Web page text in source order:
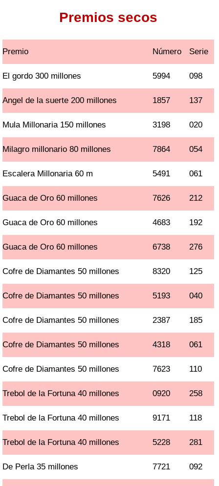
Premios secos
Premio Número Serie
El gordo 300 millones 5994 098
Angel de la suerte 200 millones 1857 137
Mula Millonaria 150 millones 3198 020
Milagro millonario 80 millones 7864 054
Escalera Millonaria 60 m 5491 061
Guaca de Oro 60 millones 7626 212
Guaca de Oro 60 millones 4683 192
Guaca de Oro 60 millones 6738 276
Cofre de Diamantes 50 millones 8320 125
Cofre de Diamantes 50 millones 5193 040
Cofre de Diamantes 50 millones 2387 185
Cofre de Diamantes 50 millones 4318 061
Cofre de Diamantes 50 millones 7623 110
Trebol de la Fortuna 40 millones 0920 258
Trebol de la Fortuna 40 millones 9171 118
Trebol de la Fortuna 40 millones 5228 281
De Perla 35 millones 7721 092